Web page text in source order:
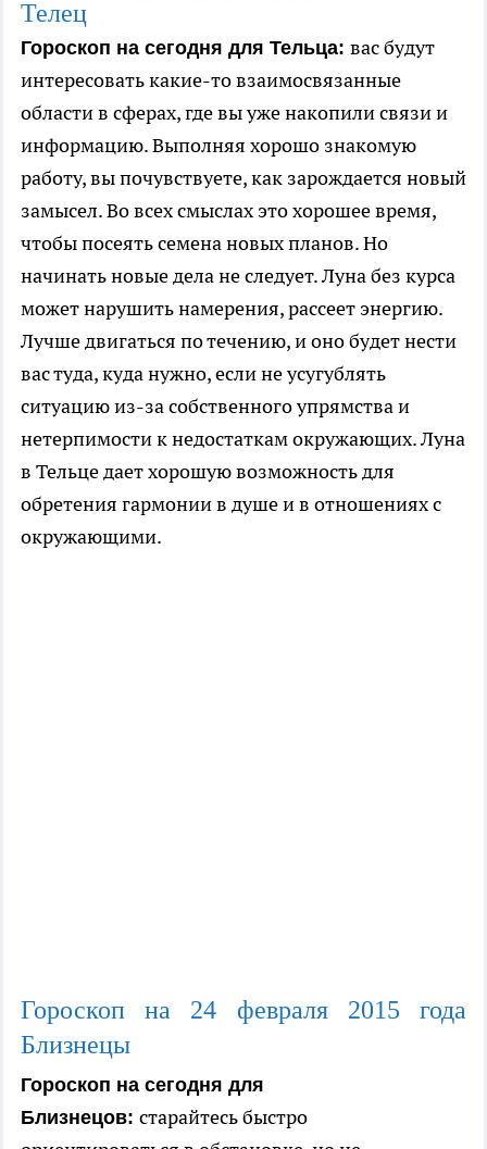
Телец
Гороскоп на сегодня для Тельца: вас будут
интересовать какие-то взаимосвязанные
области в сферах, где вы уже накопили связи и
информацию. Выполняя хорошо знакомую
работу, вы почувствуете, как зарождается новый
замысел. Во всех смыслах это хорошее время,
чтобы посеять семена новых планов. Но
начинать новые дела не следует. Луна без курса
может нарушить намерения, рассеет энергию.
Лучше двигаться по течению, и оно будет нести
вас туда, куда нужно, если не усугублять
ситуацию из-за собственного упрямства и
нетерпимости к недостаткам окружающих. Луна
в Тельце дает хорошую возможность для
обретения гармонии в душе и в отношениях с
окружающими.
Гороскоп на 24 февраля 2015 года
Близнецы
Гороскоп на сегодня для
Близнецов: старайтесь быстро